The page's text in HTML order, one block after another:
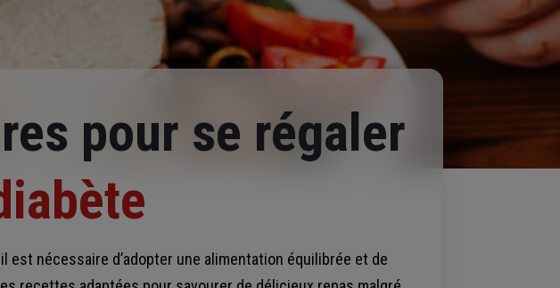
pour se régaler
est nécessaire d’adopter une alimentation équilibrée et de